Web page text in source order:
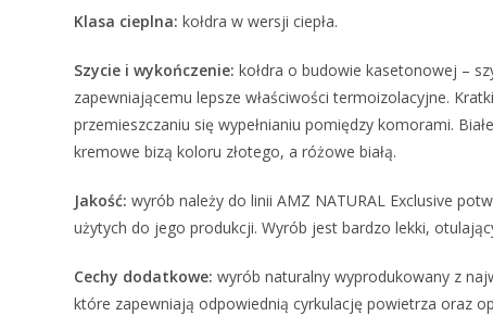
Klasa cieplna: kołdra w wersji ciepła.
Szycie i wykończenie: kołdra o budowie kasetonowej –
zapewniającemu lepsze właściwości termoizolacyjne.
przemieszczaniu się wypełnianiu pomiędzy komorami.
kremowe bizą koloru złotego, a różowe białą.
Jakość: wyrób należy do linii AMZ NATURAL Exclusive
użytych do jego produkcji. Wyrób jest bardzo lekki,
Cechy dodatkowe: wyrób naturalny wyprodukowany z
które zapewniają odpowiednią cyrkulację powietrza oraz